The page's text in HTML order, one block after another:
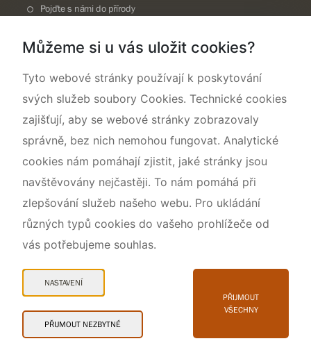
Pojďte s námi do přírody
Rok CHKO pod záštitou České komise pro UNESCO
Snadné čtení
© 2026 AOPK ČR
Můžeme si u vás uložit cookies?
Tyto webové stránky používají k poskytování
svých služeb soubory Cookies. Technické cookies
zajišťují, aby se webové stránky zobrazovaly
správně, bez nich nemohou fungovat. Analytické
cookies nám pomáhají zjistit, jaké stránky jsou
navštěvovány nejčastěji. To nám pomáhá při
zlepšování služeb našeho webu. Pro ukládání
různých typů cookies do vašeho prohlížeče od
vás potřebujeme souhlas.
NASTAVENÍ
PŘIJMOUT NEZBYTNÉ
PŘIJMOUT
VŠECHNY